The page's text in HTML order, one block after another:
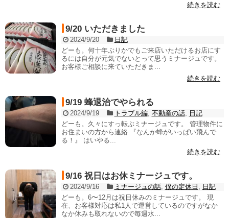
続きを読む
9/20 いただきました
2024/9/20
日記
どーも。何十年ぶりかでもご来店いただけるお店にす
るには自分が元気でないとって思うミナージュです。
お客様ご相談に来ていただきま...
続きを読む
9/19 蜂退治でやられる
2024/9/19 トラブル編, 不動産の話,
日記
どーも。久々にすっ転ぶミナージュです。 管理物件に
お住まいの方から連絡 『なんか蜂がいっぱい飛んで
る！』 はいやる...
続きを読む
9/16 祝日はお休ミナージュです。
2024/9/16 ミナージュの話, 僕の定休日
日記
どーも。6〜12月は祝日休みのミナージュです。 現
在、お客様対応は私1人で運営しているのですがなか
なか休みも取れないので毎週水...